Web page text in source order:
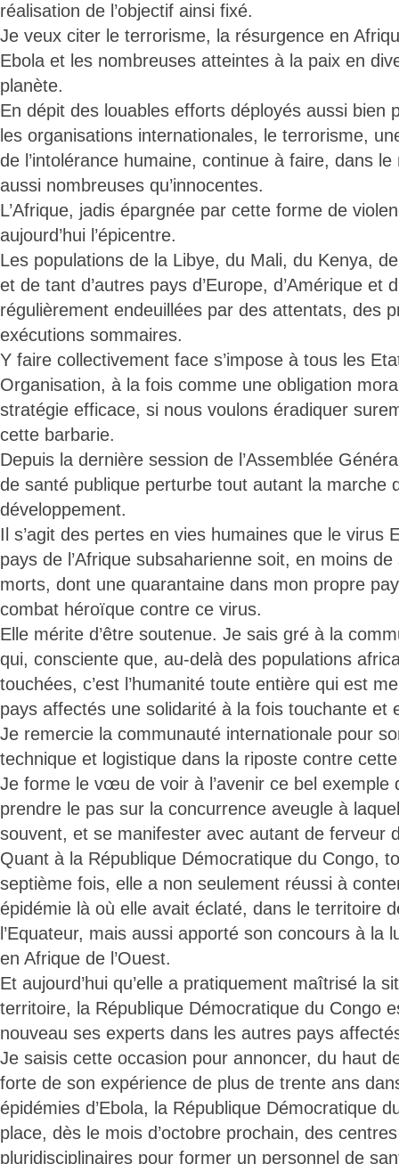
réalisation de l’objectif ainsi fixé.
Je veux citer le terrorisme, la résurgence en
Ebola et les nombreuses atteintes à la paix en
planète.
En dépit des louables efforts déployés aussi bien
les organisations internationales, le terrorisme,
de l’intolérance humaine, continue à faire, dans
aussi nombreuses qu’innocentes.
L’Afrique, jadis épargnée par cette forme de
aujourd’hui l’épicentre.
Les populations de la Libye, du Mali, du Kenya,
et de tant d’autres pays d’Europe, d’Amérique et
régulièrement endeuillées par des attentats, des
exécutions sommaires.
Y faire collectivement face s’impose à tous les
Organisation, à la fois comme une obligation
stratégie efficace, si nous voulons éradiquer
cette barbarie.
Depuis la dernière session de l’Assemblée
de santé publique perturbe tout autant la marche
développement.
Il s’agit des pertes en vies humaines que le virus
pays de l’Afrique subsaharienne soit, en moins
morts, dont une quarantaine dans mon propre
combat héroïque contre ce virus.
Elle mérite d’être soutenue. Je sais gré à la
qui, consciente que, au-delà des populations
touchées, c’est l’humanité toute entière qui est
pays affectés une solidarité à la fois touchante et
Je remercie la communauté internationale pour
technique et logistique dans la riposte contre
Je forme le vœu de voir à l’avenir ce bel exemple
prendre le pas sur la concurrence aveugle à
souvent, et se manifester avec autant de ferveur
Quant à la République Démocratique du Congo,
septième fois, elle a non seulement réussi à
épidémie là où elle avait éclaté, dans le territoire
l’Equateur, mais aussi apporté son concours à la
en Afrique de l’Ouest.
Et aujourd’hui qu’elle a pratiquement maîtrisé la
territoire, la République Démocratique du Congo
nouveau ses experts dans les autres pays
Je saisis cette occasion pour annoncer, du haut
forte de son expérience de plus de trente ans
épidémies d’Ebola, la République Démocratique
place, dès le mois d’octobre prochain, des
pluridisciplinaires pour former un personnel de